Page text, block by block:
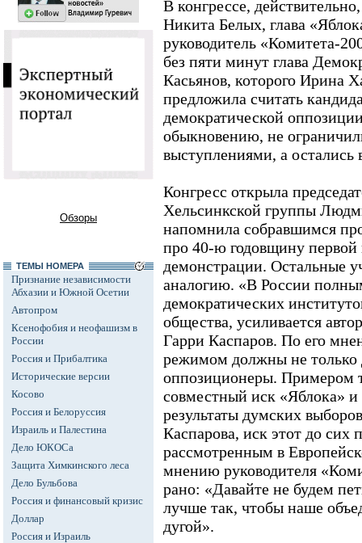
Обзоры
ТЕМЫ НОМЕРА
Признание независимости
Абхазии и Южной Осетии
Автопром
Ксенофобия и неофашизм в
России
Россия и Прибалтика
Исторические версии
Косово
Россия и Белоруссия
Израиль и Палестина
Дело ЮКОСа
Защита Химкинского леса
Дело Бульбова
Россия и финансовый кризис
Доллар
Россия и Израиль
В конгрессе,
Никита Белых, глава
руководитель «Комитета-
без пяти минут глава
Касьянов, которого Ирина
предложила считать
демократической
обыкновению, не
выступлениями, а остались
Конгресс открыла
Хельсинкской группы
напомнила собравшимся
про 40-ю годовщину первой
демонстрации. Остальные
аналогию. «В России
демократических
общества, усиливается
Гарри Каспаров. По его
режимом должны не только
оппозиционеры. Примером
совместный иск «Яблока»
результаты думских
Каспарова, иск этот до
рассмотренным в
мнению руководителя
рано: «Давайте не будем
лучше так, чтобы наше
дугой».